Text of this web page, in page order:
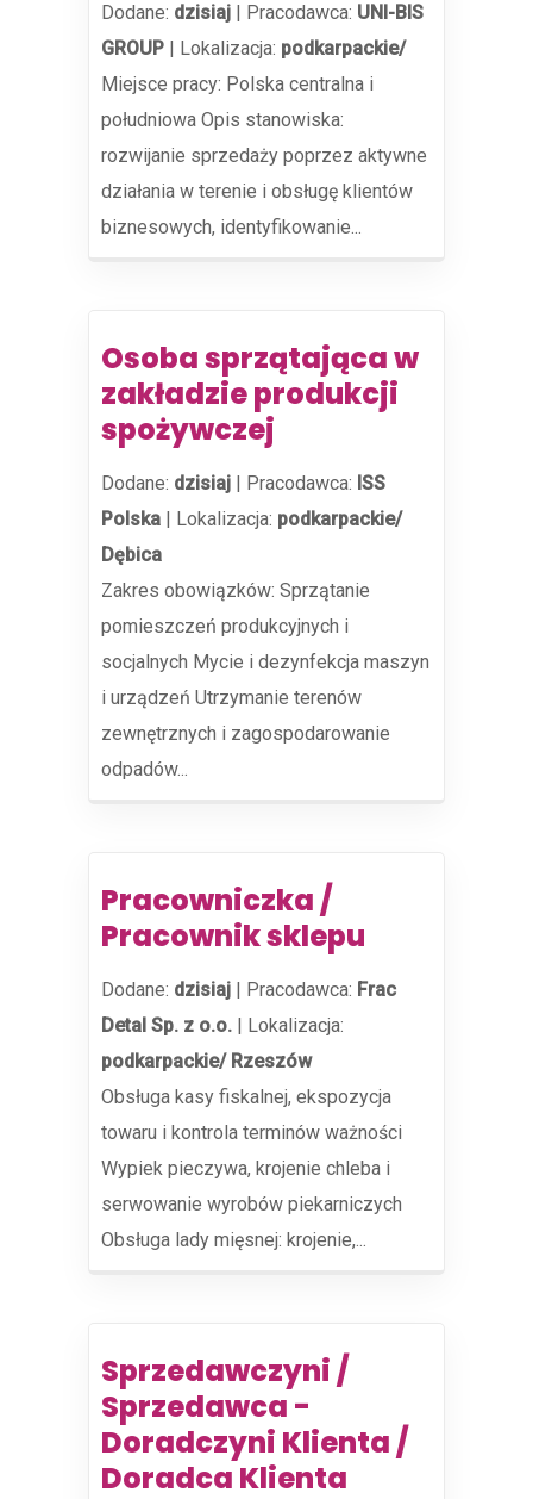
Dodane: dzisiaj | Pracodawca: UNI-BIS
GROUP | Lokalizacja: podkarpackie/
Miejsce pracy: Polska centralna i
południowa Opis stanowiska:
rozwijanie sprzedaży poprzez aktywne
działania w terenie i obsługę klientów
biznesowych, identyfikowanie...
Osoba sprzątająca w
zakładzie produkcji
spożywczej
Dodane: dzisiaj | Pracodawca: ISS
Polska | Lokalizacja: podkarpackie/
Dębica
Zakres obowiązków: Sprzątanie
pomieszczeń produkcyjnych i
socjalnych Mycie i dezynfekcja maszyn
i urządzeń Utrzymanie terenów
zewnętrznych i zagospodarowanie
odpadów...
Pracowniczka /
Pracownik sklepu
Dodane: dzisiaj | Pracodawca: Frac
Detal Sp. z o.o. | Lokalizacja:
podkarpackie/ Rzeszów
Obsługa kasy fiskalnej, ekspozycja
towaru i kontrola terminów ważności
Wypiek pieczywa, krojenie chleba i
serwowanie wyrobów piekarniczych
Obsługa lady mięsnej: krojenie,...
Sprzedawczyni /
Sprzedawca -
Doradczyni Klienta /
Doradca Klienta